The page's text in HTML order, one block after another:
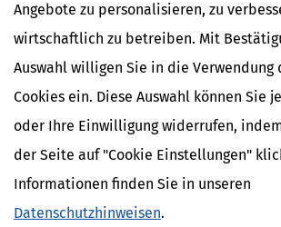
Angebote zu personalisieren, zu
wirtschaftlich zu betreiben. Mit
Auswahl willigen Sie in die Verwendung
Cookies ein. Diese Auswahl können Sie
oder Ihre Einwilligung widerrufen,
der Seite auf "Cookie Einstellungen"
Informationen finden Sie in unseren
Datenschutzhinweisen.
findet auf frühere Erwerbe Anwendung, für die
dem 30. Juni 2016 entsteht.3 § 13c Absatz 2
Fassung des Artikels 1 des Gesetzes vom 4.
(BGBl. I S. 2464) findet auf frühere Erwerbe
Steuer nach dem 30. Juni 2016 entsteht.
(13)
§ 17
in der am 25. Juni 2017 geltenden
Erwerbe anzuwenden, für die die Steuer nach
entsteht.2 § 17in der am 25. Juni 2017
auf Erwerbe anzuwenden, für die die Steuer vor
entstanden ist, soweit Steuerbescheide noch
bestandskräftig sind.